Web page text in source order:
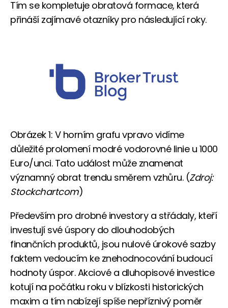
Tím se kompletuje obratová formace, která
přináší zajímavé otazníky pro následující roky.
Obrázek 1: V horním grafu vpravo vidíme
důležité prolomení modré vodorovné linie u 1000
Euro/unci. Tato událost může znamenat
významný obrat trendu směrem vzhůru. (Zdroj:
Stockchartcom)
Především pro drobné investory a střádaly, kteří
investují své úspory do dlouhodobých
finančních produktů, jsou nulové úrokové sazby
faktem vedoucím ke znehodnocování budoucí
hodnoty úspor. Akciové a dluhopisové investice
kotují na počátku roku v blízkosti historických
maxim a tím nabízejí spíše nepříznivý poměr